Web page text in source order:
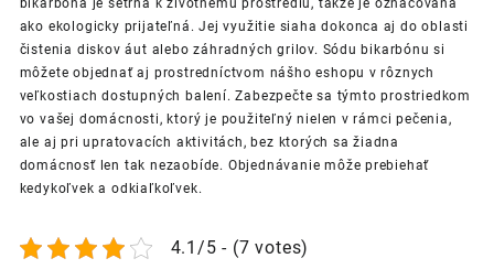
bikarbóna je šetrná k životnému prostrediu, takže je označovaná
ako ekologicky prijateľná. Jej využitie siaha dokonca aj do oblasti
čistenia diskov áut alebo záhradných grilov. Sódu bikarbónu si
môžete objednať aj prostredníctvom nášho eshopu v rôznych
veľkostiach dostupných balení.Zabezpečte sa týmto prostriedkom
vo vašej domácnosti, ktorý je použiteľný nielen v rámci pečenia,
ale aj pri upratovacích aktivitách, bez ktorých sa žiadna
domácnosť len tak nezaobíde. Objednávanie môže prebiehať
kedykoľvek a odkiaľkoľvek.
4.1/5 - (7 votes)